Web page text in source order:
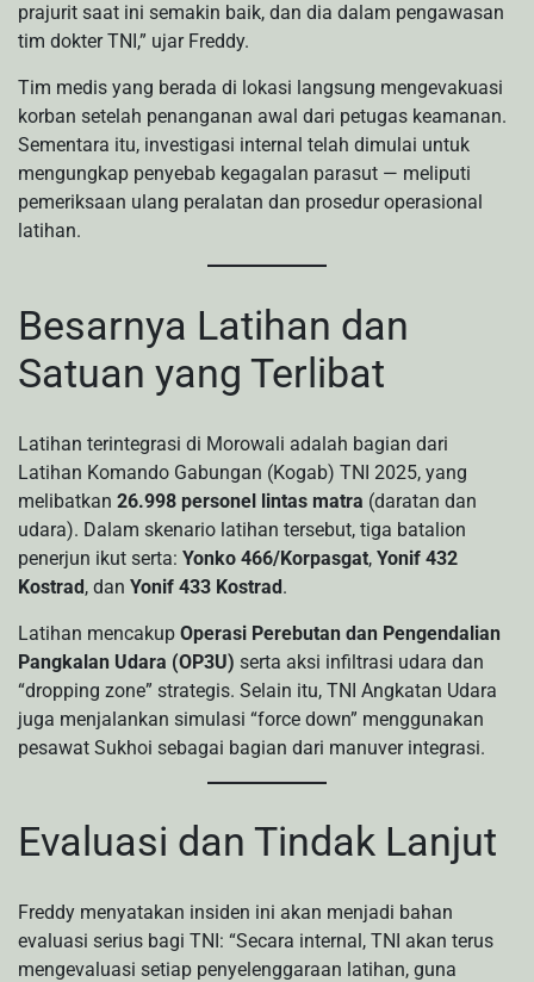
prajurit saat ini semakin baik, dan dia dalam pengawasan
tim dokter TNI,” ujar Freddy.
Tim medis yang berada di lokasi langsung mengevakuasi
korban setelah penanganan awal dari petugas keamanan.
Sementara itu, investigasi internal telah dimulai untuk
mengungkap penyebab kegagalan parasut — meliputi
pemeriksaan ulang peralatan dan prosedur operasional
latihan.
Besarnya Latihan dan
Satuan yang Terlibat
Latihan terintegrasi di Morowali adalah bagian dari
Latihan Komando Gabungan (Kogab) TNI 2025, yang
melibatkan 26.998 personel lintas matra (daratan dan
udara). Dalam skenario latihan tersebut, tiga batalion
penerjun ikut serta: Yonko 466/Korpasgat, Yonif 432
Kostrad, dan Yonif 433 Kostrad.
Latihan mencakup Operasi Perebutan dan Pengendalian
Pangkalan Udara (OP3U) serta aksi infiltrasi udara dan
“dropping zone” strategis. Selain itu, TNI Angkatan Udara
juga menjalankan simulasi “force down” menggunakan
pesawat Sukhoi sebagai bagian dari manuver integrasi.
Evaluasi dan Tindak Lanjut
Freddy menyatakan insiden ini akan menjadi bahan
evaluasi serius bagi TNI: “Secara internal, TNI akan terus
mengevaluasi setiap penyelenggaraan latihan, guna